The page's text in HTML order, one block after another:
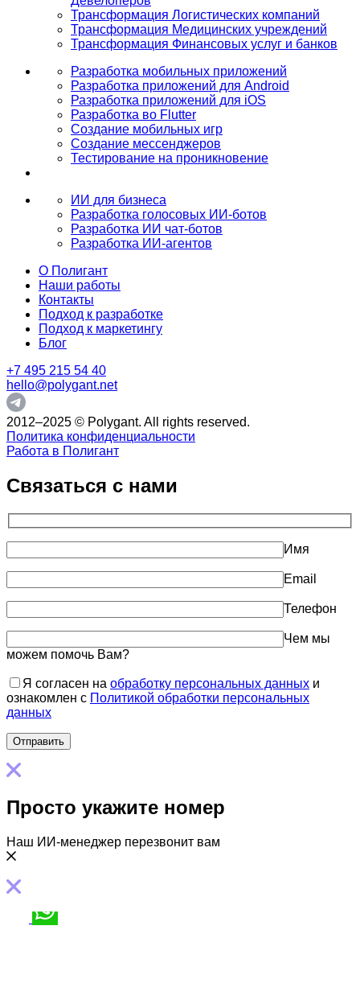
Трансформация Логистических компаний
Трансформация Медицинских учреждений
Трансформация Финансовых услуг и банков
Разработка мобильных приложений
Разработка приложений для Android
Разработка приложений для iOS
Разработка во Flutter
Создание мобильных игр
Создание мессенджеров
Тестирование на проникновение
ИИ для бизнеса
Разработка голосовых ИИ-ботов
Разработка ИИ чат-ботов
Разработка ИИ-агентов
О Полигант
Наши работы
Контакты
Подход к разработке
Подход к маркетингу
Блог
+7 495 215 54 40
hello@polygant.net
2012–2025 © Polygant. All rights reserved.
Политика конфиденциальности
Работа в Полигант
Связаться с нами
Имя
Email
Телефон
Чем мы
можем помочь Вам?
Я согласен на обработку персональных данных и
ознакомлен с Политикой обработки персональных
данных
Просто укажите номер
Наш ИИ-менеджер перезвонит вам